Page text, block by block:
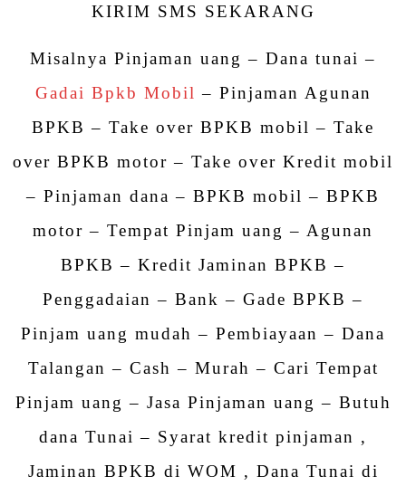
KIRIM SMS SEKARANG
Misalnya Pinjaman uang – Dana tunai –
Gadai Bpkb Mobil – Pinjaman Agunan
BPKB – Take over BPKB mobil – Take
over BPKB motor – Take over Kredit mobil
– Pinjaman dana – BPKB mobil – BPKB
motor – Tempat Pinjam uang – Agunan
BPKB – Kredit Jaminan BPKB –
Penggadaian – Bank – Gade BPKB –
Pinjam uang mudah – Pembiayaan – Dana
Talangan – Cash – Murah – Cari Tempat
Pinjam uang – Jasa Pinjaman uang – Butuh
dana Tunai – Syarat kredit pinjaman ,
Jaminan BPKB di WOM , Dana Tunai di